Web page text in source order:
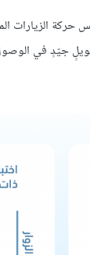
الزيارات